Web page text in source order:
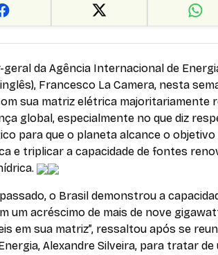
geral da Agência Internacional de
Francesco La Camera, nesta
sua matriz elétrica majoritariamente
global, especialmente no que diz
para que o planeta alcance o objetivo
e triplicar a capacidade de fontes
o Brasil demonstrou a
um acréscimo de mais de nove
em sua matriz”, ressaltou após se
Alexandre Silveira, para tratar